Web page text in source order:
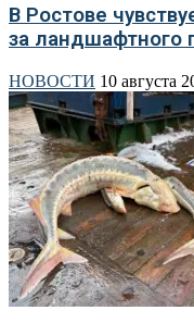
В Ростове
за ландшафтного
НОВОСТИ 10 августа